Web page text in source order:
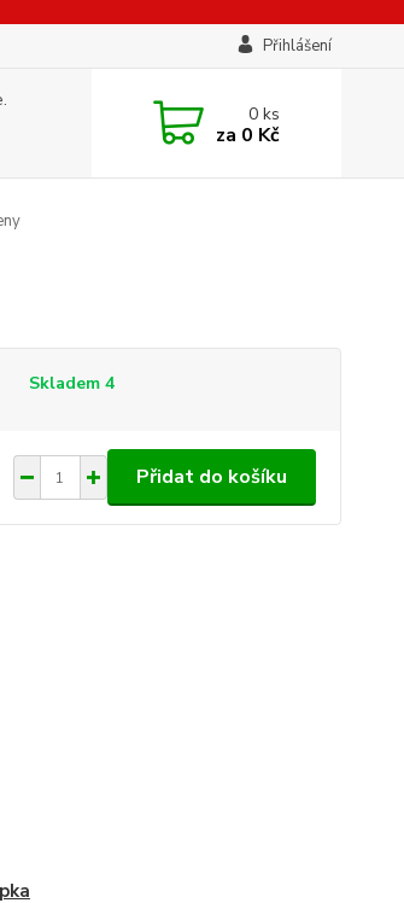
Přihlášení
0ks
za 0 Kč
Skladem 4
Přidat do košíku